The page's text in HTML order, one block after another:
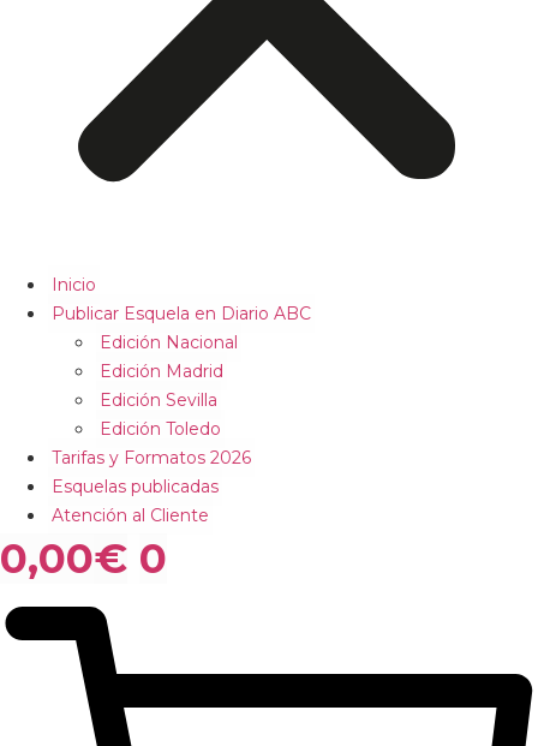
Inicio
Publicar Esquela en Diario ABC
Edición Nacional
Edición Madrid
Edición Sevilla
Edición Toledo
Tarifas y Formatos 2026
Esquelas publicadas
Atención al Cliente
0,00€ 0